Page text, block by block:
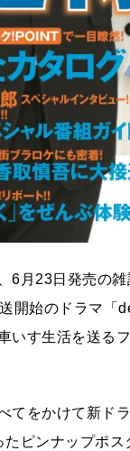
6月23日発売の
開始のドラマ「
いす生活を送る
てをかけて新ド
ピンナップポ